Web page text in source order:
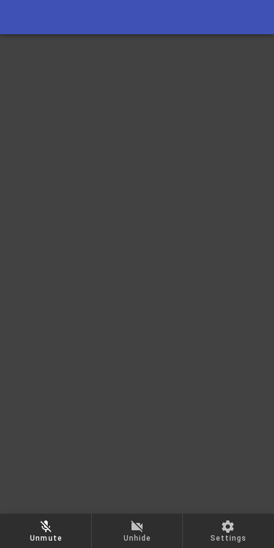
Unmute Unhide Settings